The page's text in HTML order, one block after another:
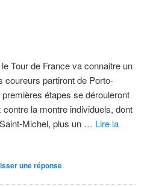
Tour de France va connaitre un
coureurs partiront de Porto-
étapes se dérouleront
contre la montre individuels, dont
Michel, plus un … Lire la
une réponse